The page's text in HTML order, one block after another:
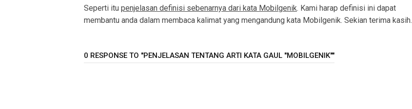
Seperti itu penjelasan definisi sebenarnya dari kata Mobilgenik. Kami harap definisi ini dapat
membantu anda dalam membaca kalimat yang mengandung kata Mobilgenik. Sekian terima kasih.
0 RESPONSE TO "PENJELASAN TENTANG ARTI KATA GAUL "MOBILGENIK""